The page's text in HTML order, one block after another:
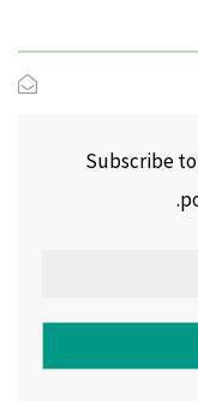
Subscribe